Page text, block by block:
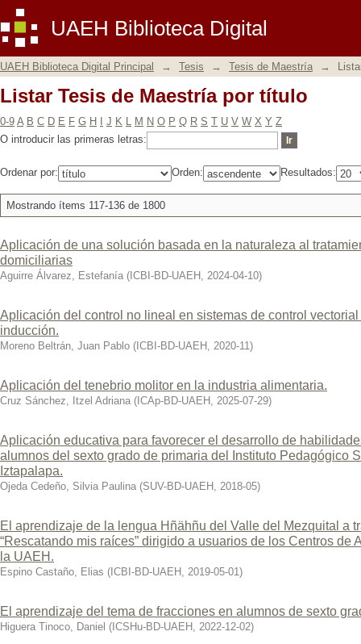
UAEH Biblioteca Digital
Listar Tesis de Maestría por título
UAEH Biblioteca Digital Principal → Tesis → Tesis de Maestría →
Listar Tesis de Maestría por título
0-9 A B C D E F G H J K L M N O P Q R S T U V W X Y Z
O introducir las primeras letras:
Ordenar por: Orden: Resultados:
Mostrando ítems 117-136 de 1800
Aplicación de una solución basada en la naturaleza al
domiciliarias
Aguirre Álvarez, Estefanía ( ICBI-BD-UAEH , 2024-04-10)
Aplicación del control no lineal en sistemas de control
inducción.
Moreno Beltrán, Juan Pablo ( ICBI-BD-UAEH , 2020-11)
Aplicación del tenebrio molitor en la industria alimentaria.
Cruz Sánchez, Itzel Adriana ( ICAp-BD-UAEH , 2025-07-29)
Aplicación educativa para favorecer el desarrollo de
alumnos del sexto grado de primaria del Instituto Pedagógico
Iztapalapa.
Ojeda Cedeño, Silvia Paulina (SUV-BD-UAEH , 2018-05)
El aprendizaje de la lengua Hñähñu del Valle del Mezquital a
“Rescatando mis raíces” dirigido a usuarios de los Centros de
la UAEH.
Espino Castaño, Elias ( ICBI-BD-UAEH , 2019-05-01)
El aprendizaje del tema de fracciones en alumnos de sexto
Higuera Tinoco, Daniel ( ICSHu-BD-UAEH , 2022-12-02)